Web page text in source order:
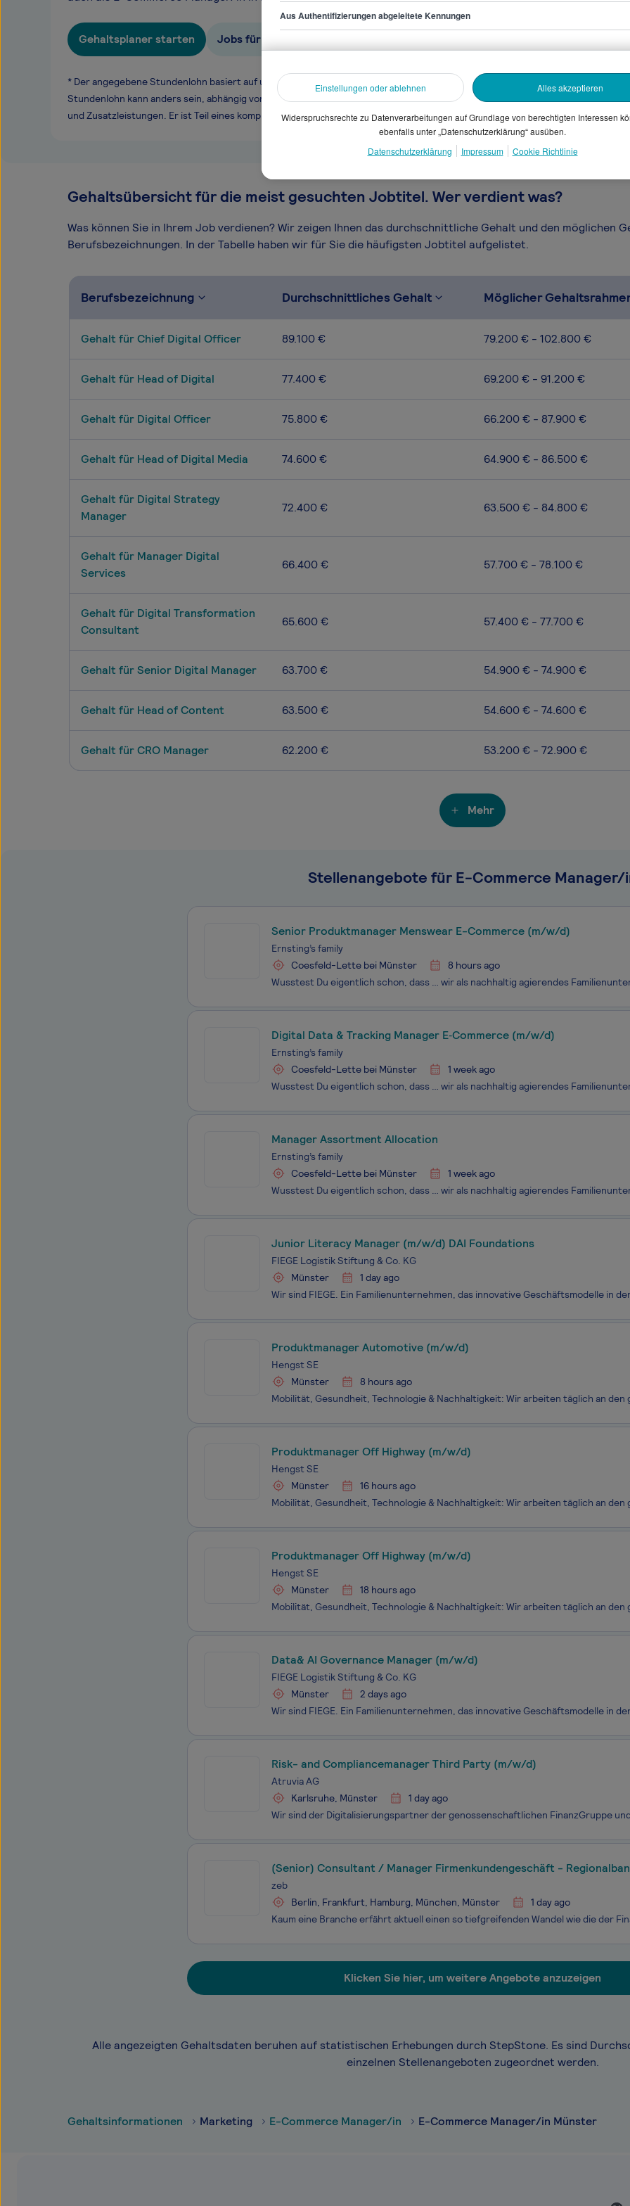
Gehaltsplaner starten Jobs für E-Commerce Manager/in
* Der angegebene Stundenlohn basiert auf unseren gesammelten Daten. Dein
Stundenlohn kann anders sein, abhängig von Überstunden, Branche, Selbstständigkeit
und Zusatzleistungen. Er ist Teil eines komplexen Vergütungssystems.
Gehaltsübersicht für die meist gesuchten Jobtitel. Wer verdient was?
Was können Sie in Ihrem Job verdienen? Wir zeigen Ihnen das durchschnittliche Gehalt und den möglichen
Berufsbezeichnungen. In der Tabelle haben wir für Sie die häufigsten Jobtitel aufgelistet.
Berufsbezeichnung Durchschnittliches Gehalt Möglicher
Gehalt für Chief Digital Officer 89.100 € 79.200 € - 102.800 €
Gehalt für Head of Digital 77.400 € 69.200 € - 91.200 €
Gehalt für Digital Officer 75.800 € 66.200 € - 87.900 €
Gehalt für Head of Digital Media 74.600 € 64.900 € - 86.500 €
Gehalt für Digital Strategy
Manager
72.400 € 63.500 € - 84.800 €
Gehalt für Manager Digital
Services
66.400 € 57.700 € - 78.100 €
Gehalt für Digital Transformation
Consultant
65.600 € 57.400 € - 77.700 €
Gehalt für Senior Digital Manager 63.700 € 54.900 € - 74.900 €
Gehalt für Head of Content 63.500 € 54.600 € - 74.600 €
Gehalt für CRO Manager 62.200 € 53.200 € - 72.900 €
Mehr
Stellenangebote für E-Commerce Manager/
Senior Produktmanager Menswear E-Commerce (m/w/d)
Ernsting’s family
Coesfeld-Lette bei Münster
8 hours ago
Digital Data & Tracking Manager E‑Commerce (m/w/d)
Ernsting’s family
Coesfeld-Lette bei Münster
1 week ago
Manager Assortment Allocation
Ernsting’s family
Coesfeld-Lette bei Münster
1 week ago
Junior Literacy Manager (m/w/d) DAI Foundations
FIEGE Logistik Stiftung & Co. KG
Münster
1 day ago
Produktmanager Automotive (m/w/d)
Hengst SE
Münster
8 hours ago
Produktmanager Off Highway (m/w/d)
Hengst SE
Münster
16 hours ago
Produktmanager Off Highway (m/w/d)
Hengst SE
Münster
18 hours ago
Data& AI Governance Manager (m/w/d)
FIEGE Logistik Stiftung & Co. KG
Münster
2 days ago
Risk- and Compliancemanager Third Party (m/w/d)
Atruvia AG
Karlsruhe, Münster
1 day ago
(Senior) Consultant / Manager Firmenkundengeschäft -
zeb
Berlin, Frankfurt, Hamburg, München, Münster
1 day ago
Klicken Sie hier, um weitere Angebote anzuzeigen
Alle angezeigten Gehaltsdaten beruhen auf statistischen Erhebungen durch StepStone. Es sind
einzelnen Stellenangeboten zugeordnet werden.
Gehaltsinformationen Marketing E-Commerce Manager/in E-Commerce Manager/in Münster
Aus Authentifizierungen abgeleitete Kennungen
Einstellungen oder ablehnen Alles akzeptieren
Widerspruchsrechte zu Datenverarbeitungen auf Grundlage von berechtigten Interessen
ebenfalls unter „Datenschutzerklärung“ ausüben.
Datenschutzerklärung
Impressum Cookie Richtlinie